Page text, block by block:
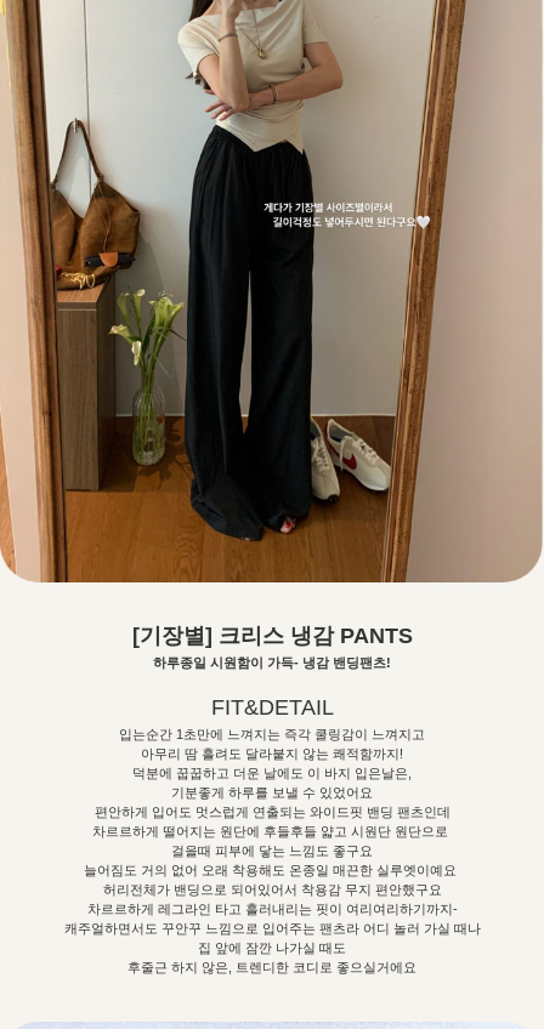
[기장별] 크리스 냉감 PANTS
하루종일 시원함이 가득- 냉감 밴딩팬츠!
FIT&DETAIL
입는순간 1초만에 느껴지는 즉각 쿨링감이 느껴지고
아무리 땀 흘려도 달라붙지 않는 쾌적함까지!
덕분에 꿉꿉하고 더운 날에도 이 바지 입은날은,
기분좋게 하루를 보낼 수 있었어요
편안하게 입어도 멋스럽게 연출되는 와이드핏 밴딩 팬츠인데
차르르하게 떨어지는 원단에 후들후들 얇고 시원단 원단으로
걸을때 피부에 닿는 느낌도 좋구요
늘어짐도 거의 없어 오래 착용해도 온종일 매끈한 실루엣이예요
허리전체가 밴딩으로 되어있어서 착용감 무지 편안했구요
차르르하게 레그라인 타고 흘러내리는 핏이 여리여리하기까지-
캐주얼하면서도 꾸안꾸 느낌으로 입어주는 팬츠라 어디 놀러 가실 때나
집 앞에 잠깐 나가실 때도
후줄근 하지 않은, 트렌디한 코디로 좋으실거에요